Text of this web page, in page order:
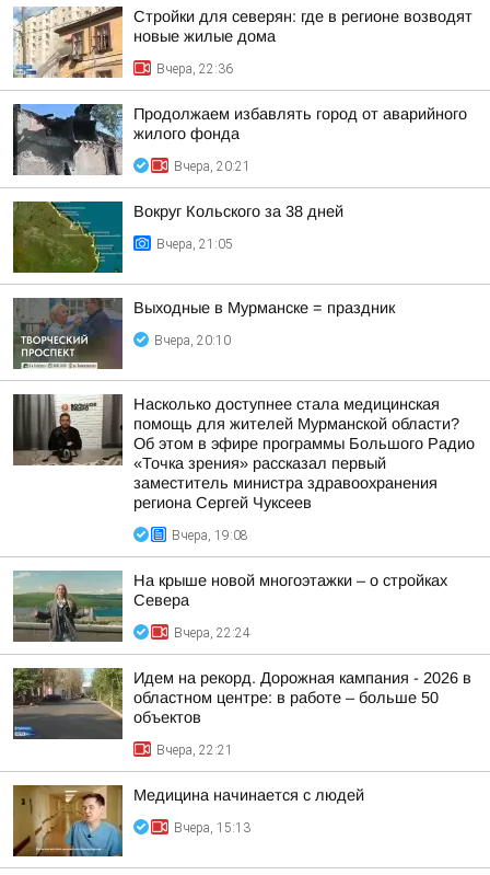
Стройки для северян: где в регионе возводят
новые жилые дома
Вчера, 22:36
Продолжаем избавлять город от аварийного
жилого фонда
Вчера, 20:21
Вокруг Кольского за 38 дней
Вчера, 21:05
Выходные в Мурманске = праздник
Вчера, 20:10
Насколько доступнее стала медицинская
помощь для жителей Мурманской области?
Об этом в эфире программы Большого Радио
«Точка зрения» рассказал первый
заместитель министра здравоохранения
региона Сергей Чуксеев
Вчера, 19:08
На крыше новой многоэтажки – о стройках
Севера
Вчера, 22:24
Идем на рекорд. Дорожная кампания - 2026 в
областном центре: в работе – больше 50
объектов
Вчера, 22:21
Медицина начинается с людей
Вчера, 15:13